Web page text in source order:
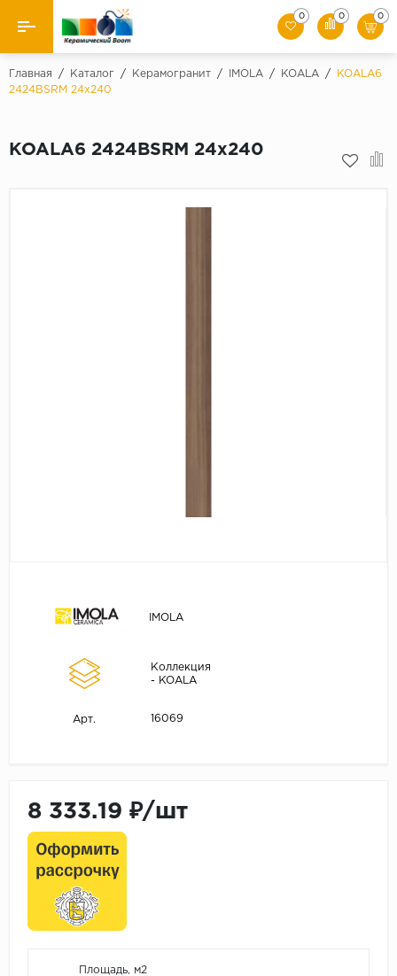
Назад
Керамическая плитка
0 0 0
Главная / Каталог / Керамогранит / IMOLA / KOALA /
KOALA6
2424BSRM 24x240
KOALA6 2424BSRM 24x240
IMOLA
Коллекция
- KOALA
Арт. 16069
8 333.19 ₽/шт
Площадь, м2